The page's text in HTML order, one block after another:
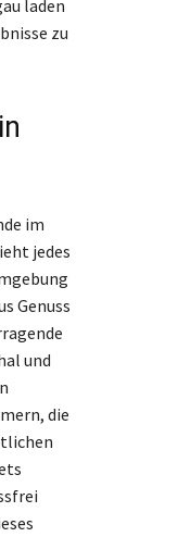
laden
zu
im
jedes
Genuss
und
die